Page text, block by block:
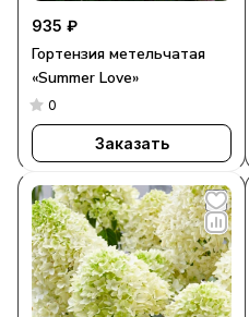
935 ₽
Гортензия метельчатая
«Summer Love»
0
Заказать